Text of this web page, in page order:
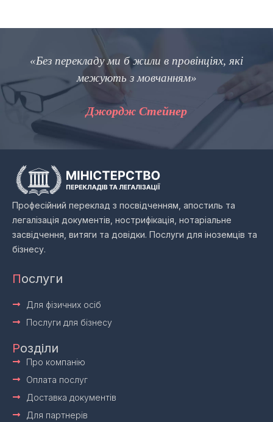
ми б жили в провінціях, які
з мовчанням»
Стейнер
«Різниця
Професійний переклад з посвідченням, апостиль та
легалізація документів, нострифікація, нотаріальне
засвідчення, витяги та довідки. Послуги для іноземців та
бізнесу.
Послуги
Для фізичних осіб
Послуги для бізнесу
Розділи
Про компанію
Оплата послуг
Доставка документів
Для партнерів